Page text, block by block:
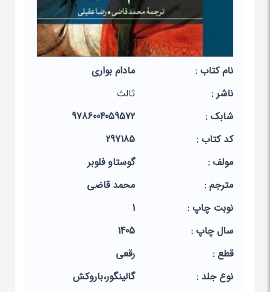
نام کتاب :
مادام بواری
ناشر :
ثالث
شابک :
9786004059572
کد کتاب :
297185
مولف :
گوستاو فلوبر
مترجم :
محمد قاضی
نوبت چاپ :
1
سال چاپ :
1405
قطع :
رقعی
نوع جلد :
گالینگور،باروکش